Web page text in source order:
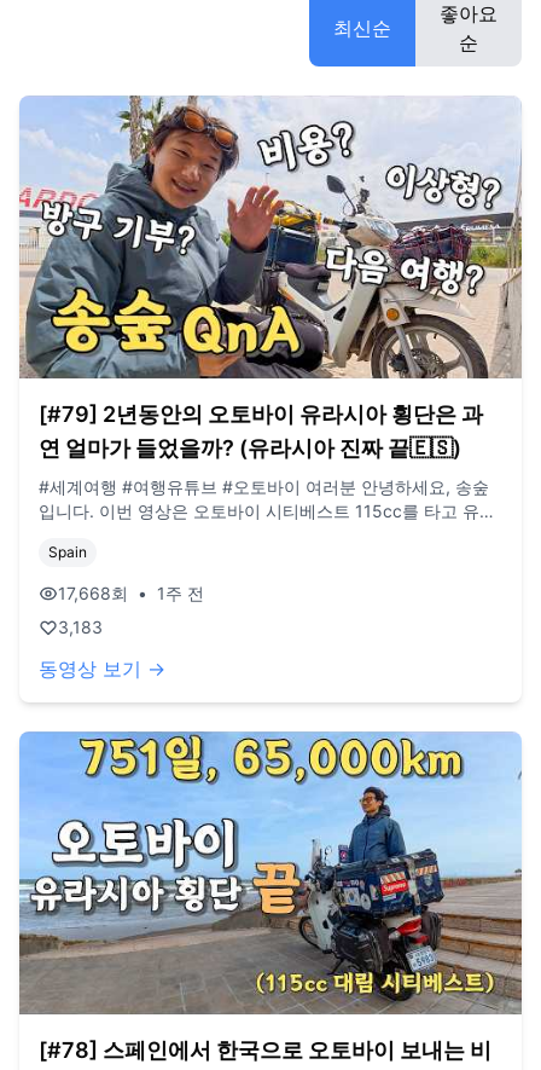
최신순
좋아요
순
[#79] 2년동안의 오토바이 유라시아 횡단은 과
연 얼마가 들었을까? (유라시아 진짜 끝🇪🇸)
#세계여행 #여행유튜브 #오토바이 여러분 안녕하세요, 송숲
입니다. 이번 영상은 오토바이 시티베스트 115cc를 타고 유라
주셔서 감사드리고, 오늘도 행복한 하루 보내시길 바랍니다.
오늘도 사랑합니다. 비즈니스 이메일:
biz@companyboat.com 개인 이메일:
dlstjr8585@naver.com 인스타그램: song_forest 카메라:
Spain
17,668회 •
1주 전
3,183
동영상 보기 →
[#78] 스페인에서 한국으로 오토바이 보내는 비